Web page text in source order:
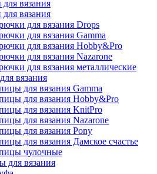
вязания
вязания
для вязания Drops
для вязания Gamma
для вязания Hobby&Pro
для вязания Nazarone
для вязания металлические
вязания
для вязания Gamma
для вязания Hobby&Pro
для вязания KnitPro
для вязания Nazarone
для вязания Pony
для вязания Дамское счастье
чулочные
для вязания